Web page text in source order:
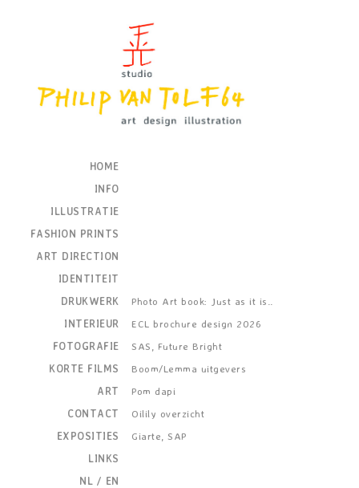
HOME
INFO
ILLUSTRATIE
FASHION PRINTS
ART DIRECTION
IDENTITEIT
DRUKWERK
INTERIEUR
FOTOGRAFIE
KORTE FILMS
ART
CONTACT
EXPOSITIES
LINKS
NL / EN
Photo Art book: Just as it is..
ECL brochure design 2026
SAS, Future Bright
Boom/Lemma uitgevers
Pom dapi
Oilily overzicht
Giarte, SAP